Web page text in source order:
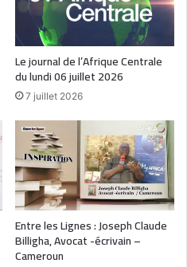
Le journal de l’Afrique Centrale
du lundi 06 juillet 2026
7 juillet 2026
Entre les Lignes : Joseph Claude
Billigha, Avocat -écrivain –
Cameroun